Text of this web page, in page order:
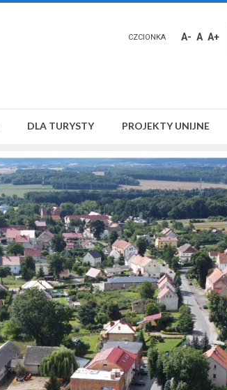
CZCIONKA A- A A+
DLA TURYSTY PROJEKTY UNIJNE